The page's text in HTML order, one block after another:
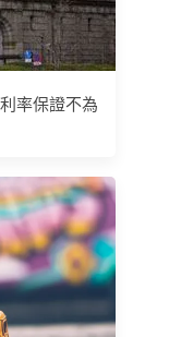
率保證不為